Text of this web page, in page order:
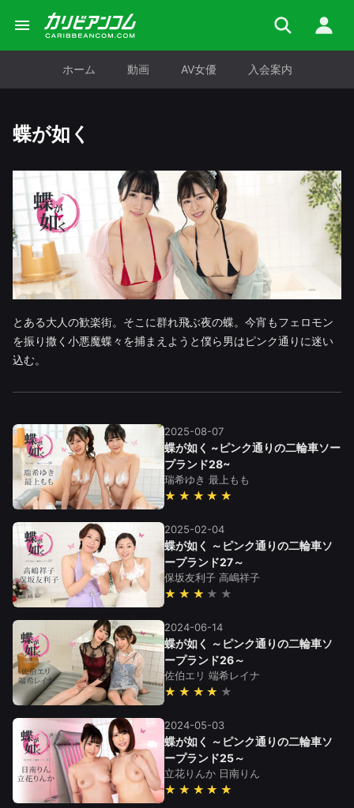
ホーム 動画 AV女優 入会案内
蝶が如く
とある大人の歓楽街。そこに群れ飛ぶ夜の蝶。今宵もフェロモン
を振り撒く小悪魔蝶々を捕まえようと僕ら男はピンク通りに迷い
込む。
2025-08-07
蝶が如く ~ピンク通りの二輪車ソー
プランド28~
瑞希ゆき 最上もも
★★★★★
2025-02-04
蝶が如く ～ピンク通りの二輪車ソ
ープランド27～
保坂友利子 高嶋祥子
★★★
2024-06-14
蝶が如く ～ピンク通りの二輪車ソ
ープランド26～
佐伯エリ 端希レイナ
★★★★
2024-05-03
蝶が如く ～ピンク通りの二輪車ソ
ープランド25～
立花りんか 日南りん
★★★★★